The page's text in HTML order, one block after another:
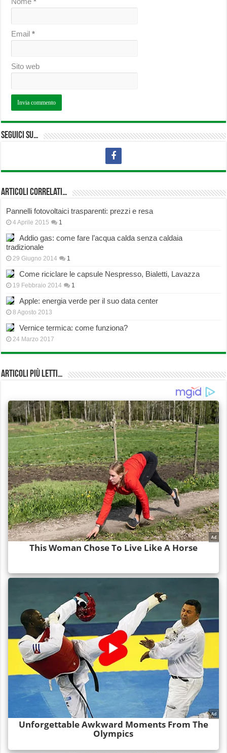
Email*
Sito web
Seguici su…
Articoli correlati…
Pannelli fotovoltaici trasparenti: prezzi e resa
4 Aprile 2015 1
Addio gas: come fare l’acqua calda senza caldaia
tradizionale
29 Giugno 2014 1
Come riciclare le capsule Nespresso, Bialetti, Lavazza
19 Febbraio 2014 1
Apple: energia verde per il suo data center
8 Agosto 2013
Vernice termica: come funziona?
24 Marzo 2017
Articoli più Letti…